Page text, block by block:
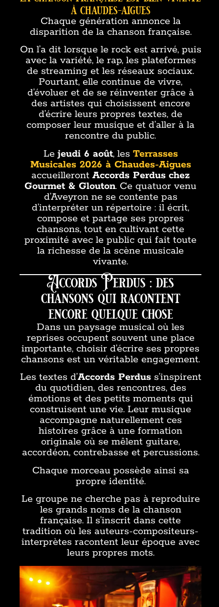
à chaudes-aigues
Chaque génération annonce la
disparition de la chanson française.
On l’a dit lorsque le rock est arrivé, puis
avec la variété, le rap, les plateformes
de streaming et les réseaux sociaux.
Pourtant, elle continue de vivre,
d’évoluer et de se réinventer grâce à
des artistes qui choisissent encore
d’écrire leurs propres textes, de
composer leur musique et d’aller à la
rencontre du public.
Le jeudi 6 août, les Terrasses
Musicales 2026 à Chaudes-Aigues
accueillerontAccords Perdus chez
Gourmet & Glouton. Ce quatuor venu
d’Aveyron ne se contente pas
d’interpréter un répertoire : il écrit,
compose et partage ses propres
chansons, tout en cultivant cette
proximité avec le public qui fait toute
la richesse de la scène musicale
vivante.
Accords Perdus : des
chansons qui racontent
encore quelque chose
Dans un paysage musical où les
reprises occupent souvent une place
importante, choisir d’écrire ses propres
chansons est un véritable engagement.
Les textes d’Accords Perduss’inspirent
du quotidien, des rencontres, des
émotions et des petits moments qui
construisent une vie. Leur musique
accompagne naturellement ces
histoires grâce à une formation
originale où se mêlent guitare,
accordéon, contrebasse et percussions.
Chaque morceau possède ainsi sa
propre identité.
Le groupe ne cherche pas à reproduire
les grands noms de la chanson
française. Il s’inscrit dans cette
tradition où les auteurs-compositeurs-
interprètes racontent leur époque avec
leurs propres mots.